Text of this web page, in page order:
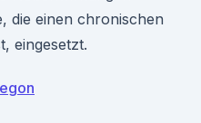
die einen chronischen
eingesetzt.